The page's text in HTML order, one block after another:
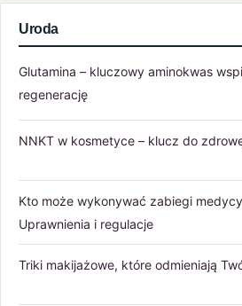
Uroda
Glutamina – kluczowy aminokwas
regenerację
NNKT w kosmetyce – klucz do
Kto może wykonywać zabiegi
Uprawnienia i regulacje
Triki makijażowe, które odmieniają